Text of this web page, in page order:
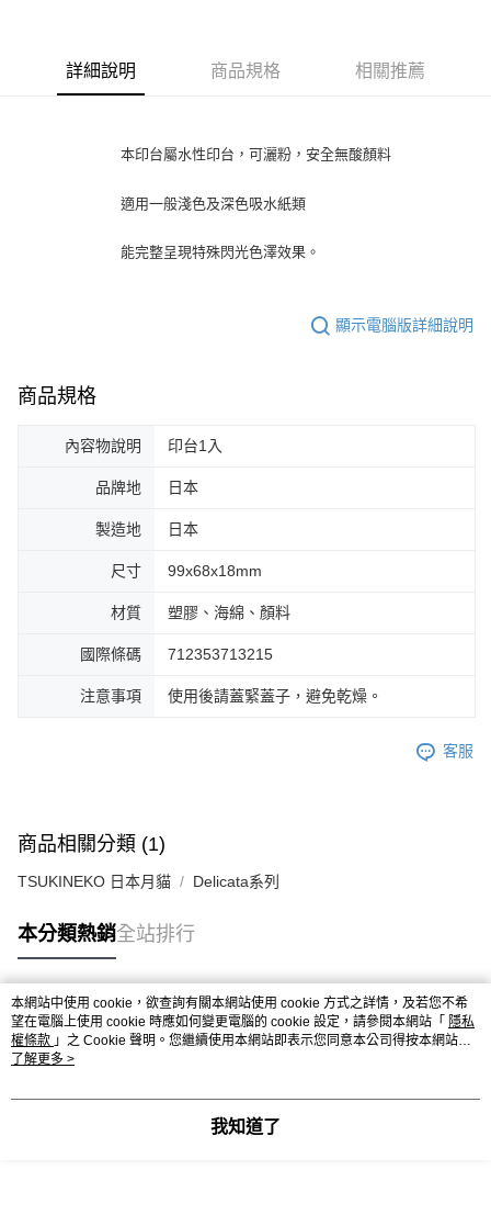
詳細說明 商品規格 相關推薦
本印台屬水性印台，可灑粉，安全無酸顏料
適用一般淺色及深色吸水紙類
能完整呈現特殊閃光色澤效果。
顯示電腦版詳細說明
商品規格
內容物說明 印台1入
品牌地 日本
製造地 日本
尺寸 99x68x18mm
材質 塑膠、海綿、顏料
國際條碼 712353713215
注意事項 使用後請蓋緊蓋子，避免乾燥。
客服
商品相關分類 (1)
TSUKINEKO 日本月貓 Delicata系列
本分類熱銷全站排行
熱門標籤
本網站中使用 cookie，欲查詢有關本網站使用 cookie 方式之詳情，及若您不希
望在電腦上使用 cookie 時應如何變更電腦的 cookie 設定，請參閱本網站「 隱私
權條款 」之 Cookie 聲明。您繼續使用本網站即表示您同意本公司得按本網站使
用條款之 Cookie 聲明使用 cookie。
了解更多 >
我知道了